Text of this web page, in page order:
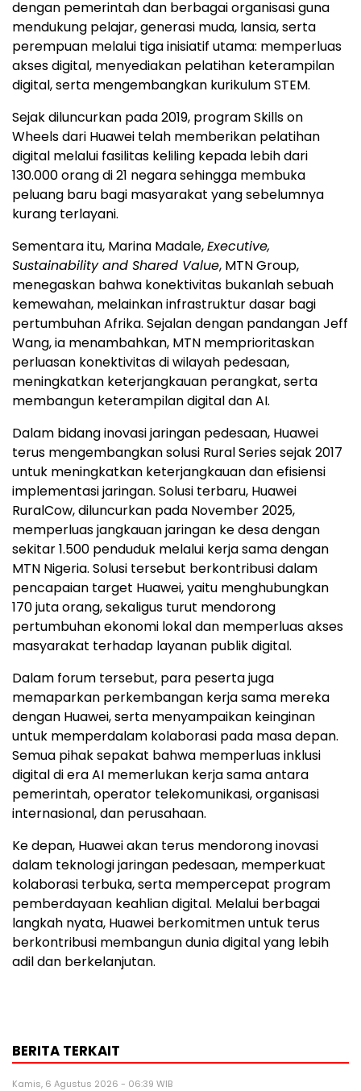
dengan pemerintah dan berbagai organisasi guna
mendukung pelajar, generasi muda, lansia, serta
perempuan melalui tiga inisiatif utama: memperluas
akses digital, menyediakan pelatihan keterampilan
digital, serta mengembangkan kurikulum STEM.
Sejak diluncurkan pada 2019, program Skills on
Wheels dari Huawei telah memberikan pelatihan
digital melalui fasilitas keliling kepada lebih dari
130.000 orang di 21 negara sehingga membuka
peluang baru bagi masyarakat yang sebelumnya
kurang terlayani.
Sementara itu, Marina Madale,Executive,
Sustainability and Shared Value, MTN Group,
menegaskan bahwa konektivitas bukanlah sebuah
kemewahan, melainkan infrastruktur dasar bagi
pertumbuhan Afrika. Sejalan dengan pandangan Jeff
Wang, ia menambahkan, MTN memprioritaskan
perluasan konektivitas di wilayah pedesaan,
meningkatkan keterjangkauan perangkat, serta
membangun keterampilan digital dan AI.
Dalam bidang inovasi jaringan pedesaan, Huawei
terus mengembangkan solusi Rural Series sejak 2017
untuk meningkatkan keterjangkauan dan efisiensi
implementasi jaringan. Solusi terbaru, Huawei
RuralCow, diluncurkan pada November 2025,
memperluas jangkauan jaringan ke desa dengan
sekitar 1.500 penduduk melalui kerja sama dengan
MTN Nigeria. Solusi tersebut berkontribusi dalam
pencapaian target Huawei, yaitu menghubungkan
170 juta orang, sekaligus turut mendorong
pertumbuhan ekonomi lokal dan memperluas akses
masyarakat terhadap layanan publik digital.
Dalam forum tersebut, para peserta juga
memaparkan perkembangan kerja sama mereka
dengan Huawei, serta menyampaikan keinginan
untuk memperdalam kolaborasi pada masa depan.
Semua pihak sepakat bahwa memperluas inklusi
digital di era AI memerlukan kerja sama antara
pemerintah, operator telekomunikasi, organisasi
internasional, dan perusahaan.
Ke depan, Huawei akan terus mendorong inovasi
dalam teknologi jaringan pedesaan, memperkuat
kolaborasi terbuka, serta mempercepat program
pemberdayaan keahlian digital. Melalui berbagai
langkah nyata, Huawei berkomitmen untuk terus
berkontribusi membangun dunia digital yang lebih
adil dan berkelanjutan.
BERITA TERKAIT
Kamis, 6 Agustus 2026 - 06:39 WIB